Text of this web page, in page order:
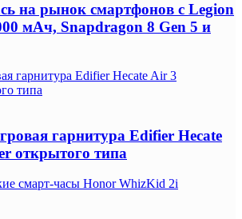
на рынок смартфонов с Legion
мАч, Snapdragon 8 Gen 5 и
гарнитура Edifier Hecate Air 3
типа
гарнитура Edifier Hecate
открытого типа
смарт-часы Honor WhizKid 2i